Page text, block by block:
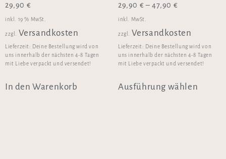
29,90 €
inkl. 19 % MwSt.
zzgl. Versandkosten
Lieferzeit: Deine Bestellung wird von
uns innerhalb der nächsten 4-8 Tagen
mit Liebe verpackt und versendet!
In den Warenkorb
29,90 €–47,90 €
inkl. MwSt.
zzgl. Versandkosten
Lieferzeit: Deine Bestellung wird von
uns innerhalb der nächsten 4-8 Tagen
mit Liebe verpackt und versendet!
Ausführung wählen